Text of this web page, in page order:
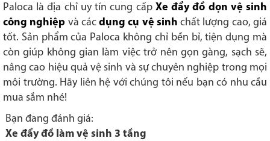
Paloca là địa chỉ uy tín cung cấp Xe đẩy đồ dọn vệ sinh
công nghiệp và cácdụng cụ vệ sinh chất lượng cao, giá
tốt. Sản phẩm của Paloca không chỉ bền bỉ, tiện dụng mà
còn giúp không gian làm việc trở nên gọn gàng, sạch sẽ,
nâng cao hiệu quả vệ sinh và sự chuyên nghiệp trong mọi
môi trường. Hãy liên hệ với chúng tôi nếu bạn có nhu cầu
mua sắm nhé!
Bạn đang đánh giá:
Xe đẩy đồ làm vệ sinh 3 tầng